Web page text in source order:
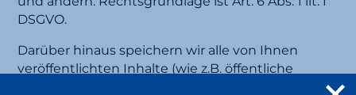
DSGVO.
Darüber hinaus speichern wir alle von Ihnen
veröffentlichten Inhalte (wie z.B. öffentliche